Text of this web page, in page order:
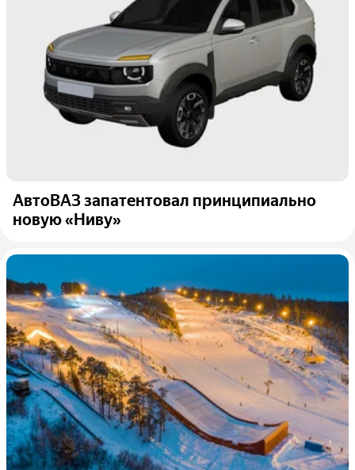
АвтоВАЗ запатентовал принципиально
новую «Ниву»